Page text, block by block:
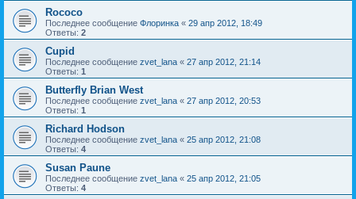
Rococo
Последнее сообщение Флоринка « 29 апр 2012, 18:49
Ответы: 2
Cupid
Последнее сообщение zvet_lana « 27 апр 2012, 21:14
Ответы: 1
Butterfly Brian West
Последнее сообщение zvet_lana « 27 апр 2012, 20:53
Ответы: 1
Richard Hodson
Последнее сообщение zvet_lana « 25 апр 2012, 21:08
Ответы: 4
Susan Paune
Последнее сообщение zvet_lana « 25 апр 2012, 21:05
Ответы: 4